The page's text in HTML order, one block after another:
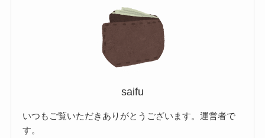
saifu
いつもご覧いただきありがとうございます。運営者で
す。